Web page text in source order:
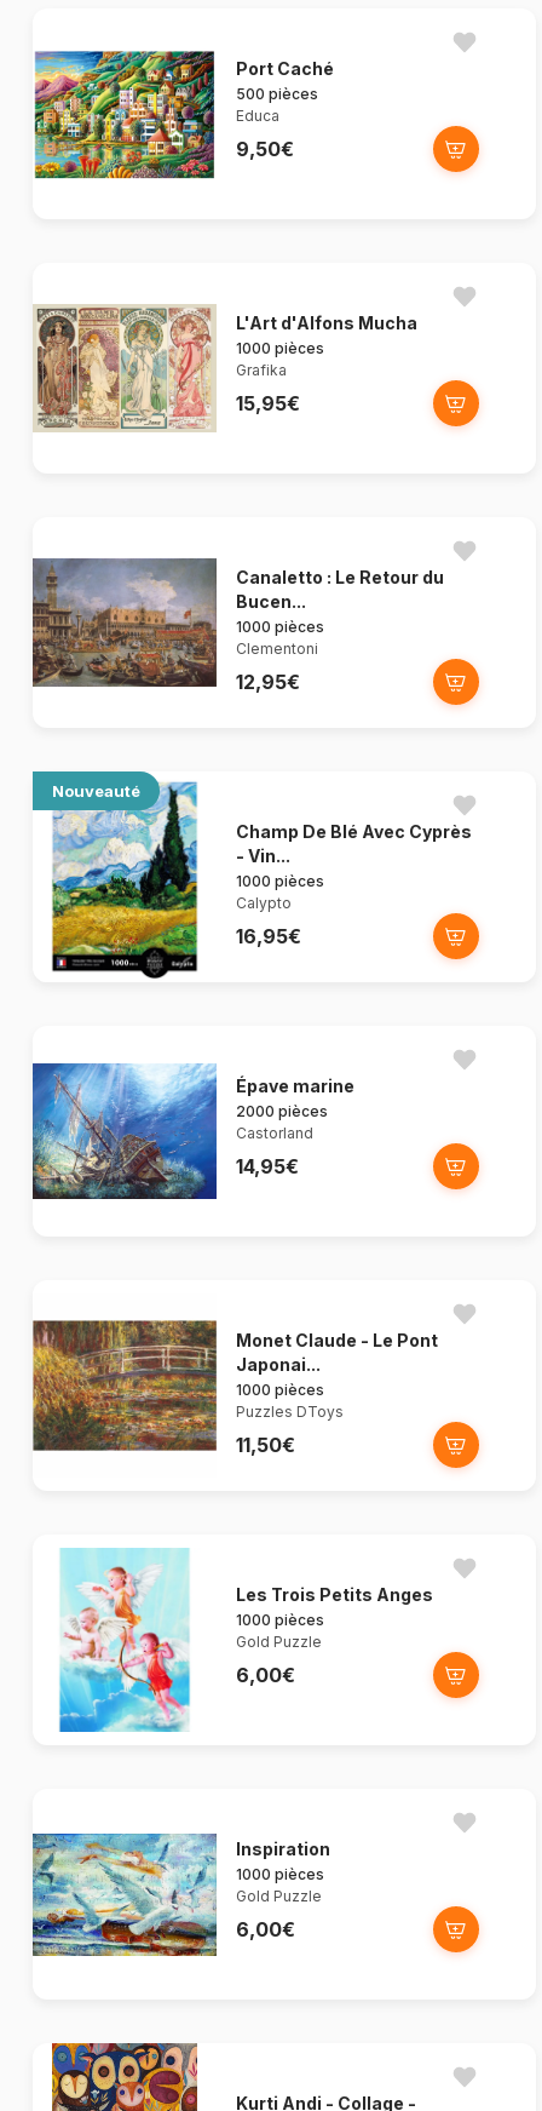
Port Caché
500 pièces
Educa
9,50€
L'Art d'Alfons Mucha
1000 pièces
Grafika
15,95€
Canaletto : Le Retour du
Bucen...
1000 pièces
Clementoni
12,95€
Nouveauté
Champ De Blé Avec Cyprès
- Vin...
1000 pièces
Calypto
16,95€
Épave marine
2000 pièces
Castorland
14,95€
Monet Claude - Le Pont
Japonai...
1000 pièces
Puzzles DToys
11,50€
Les Trois Petits Anges
1000 pièces
Gold Puzzle
6,00€
Inspiration
1000 pièces
Gold Puzzle
6,00€
Kurti Andi - Collage -